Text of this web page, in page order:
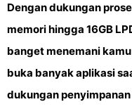
Dengan dukungan
memori hingga 16GB
banget menemani
buka banyak aplikasi
dukunganpenyimpanan